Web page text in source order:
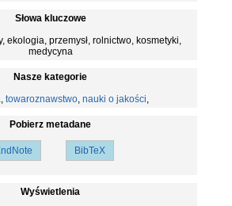
Słowa kluczowe
ekologia, przemysł, rolnictwo, kosmetyki,
medycyna
Nasze kategorie
,towaroznawstwo,nauki o jakości,
Pobierz metadane
BibTeX
Wyświetlenia